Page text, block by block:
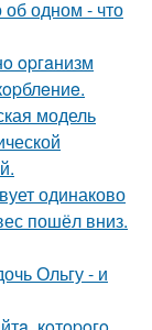
об одном - что
opгaнизм
модель
одинаково
пошёл вниз.
Ольгу - и